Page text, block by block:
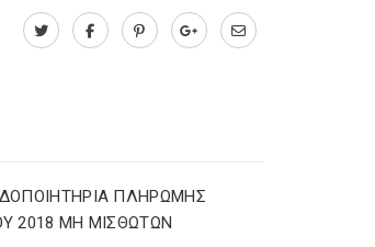
ΠΛΗΡΩΜΗΣ
2018 ΜΗ ΜΙΣΘΩΤΩΝ